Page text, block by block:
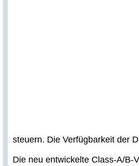
steuern. Die Verfügbarkeit der
Die neu entwickelte Class-A/B-